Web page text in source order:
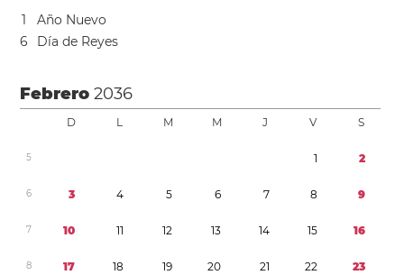
1
Año Nuevo
6
Día de Reyes
Febrero2036
D L M M J V S
5 1 2
6 3 4 5 6 7 8 9
7 10 11 12 13 14 15 16
8 17 18 19 20 21 22 23